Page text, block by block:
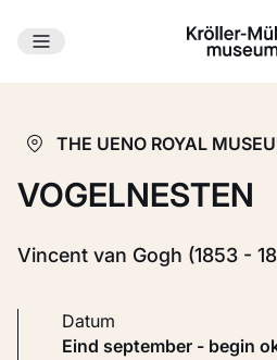
Ga naar hoofdinhoud
THE UENO ROYAL
VOGELNESTEN
Vincent van Gogh (1853 -
Datum
eind september - begin